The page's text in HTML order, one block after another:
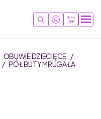
OBUWIE DZIECIĘCE /
/ PÓŁBUTY MRUGAŁA